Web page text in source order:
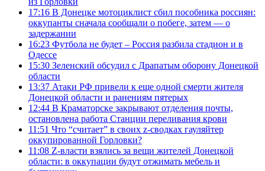
17:16 В Донецке мотоциклист сбил пособника россиян:
оккупанты сначала сообщали о побеге, затем — о
задержании
16:23 Футбола не будет – Россия разбила стадион и в
Одессе
15:30 Зеленский обсудил с Драпатым оборону Донецкой
области
13:37 Атаки РФ привели к еще одной смерти жителя
Донецкой области и ранениям пятерых
12:44 В Краматорске закрывают отделения почты,
остановлена работа Станции переливания крови
11:51 Что “считает” в своих z-сводках гауляйтер
оккупированной Горловки?
11:08 Z-власти взялись за вещи жителей Донецкой
области: в оккупации будут отжимать мебель и